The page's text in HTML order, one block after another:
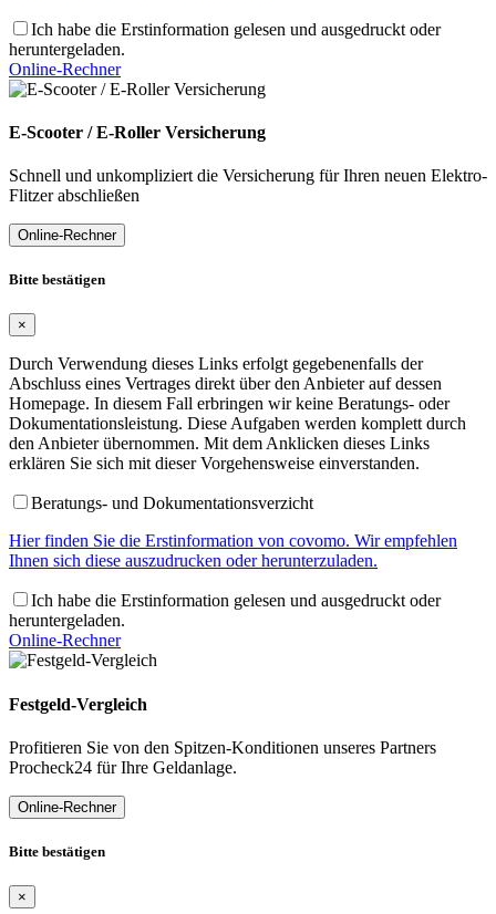
Ich habe die Erstinformation gelesen und ausgedruckt oder
heruntergeladen.
Online-Rechner
E-Scooter / E-Roller Versicherung
Schnell und unkompliziert die Versicherung für Ihren neuen Elektro-
Flitzer abschließen
Online-Rechner
Bitte bestätigen
×
Durch Verwendung dieses Links erfolgt gegebenenfalls der
Abschluss eines Vertrages direkt über den Anbieter auf dessen
Homepage. In diesem Fall erbringen wir keine Beratungs- oder
Dokumentationsleistung. Diese Aufgaben werden komplett durch
den Anbieter übernommen. Mit dem Anklicken dieses Links
erklären Sie sich mit dieser Vorgehensweise einverstanden.
Beratungs- und Dokumentationsverzicht
Hier finden Sie die Erstinformation von covomo. Wir empfehlen
Ihnen sich diese auszudrucken oder herunterzuladen.
Ich habe die Erstinformation gelesen und ausgedruckt oder
heruntergeladen.
Online-Rechner
Festgeld-Vergleich
Profitieren Sie von den Spitzen-Konditionen unseres Partners
Procheck24 für Ihre Geldanlage.
Online-Rechner
Bitte bestätigen
×